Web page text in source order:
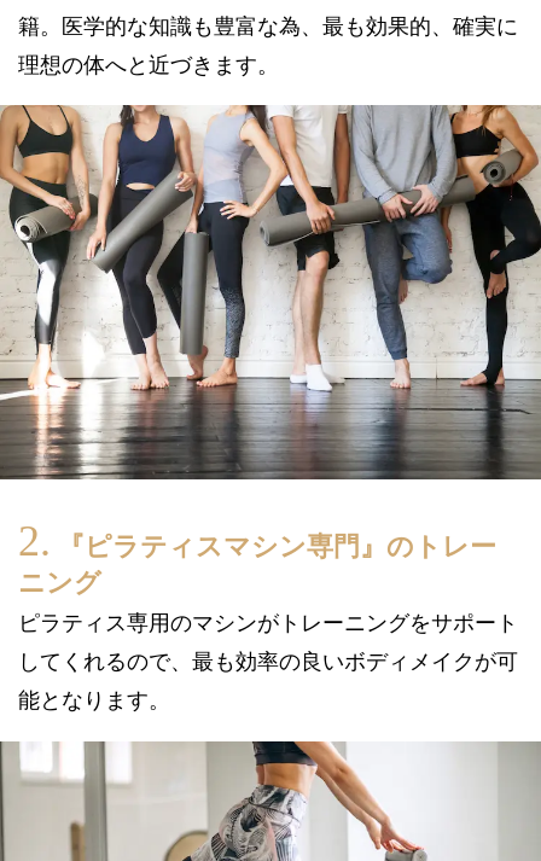
籍。医学的な知識も豊富な為、最も効果的、確実に
理想の体へと近づきます。
『ピラティスマシン専門』のトレー
ニング
ピラティス専用のマシンがトレーニングをサポート
してくれるので、最も効率の良いボディメイクが可
能となります。